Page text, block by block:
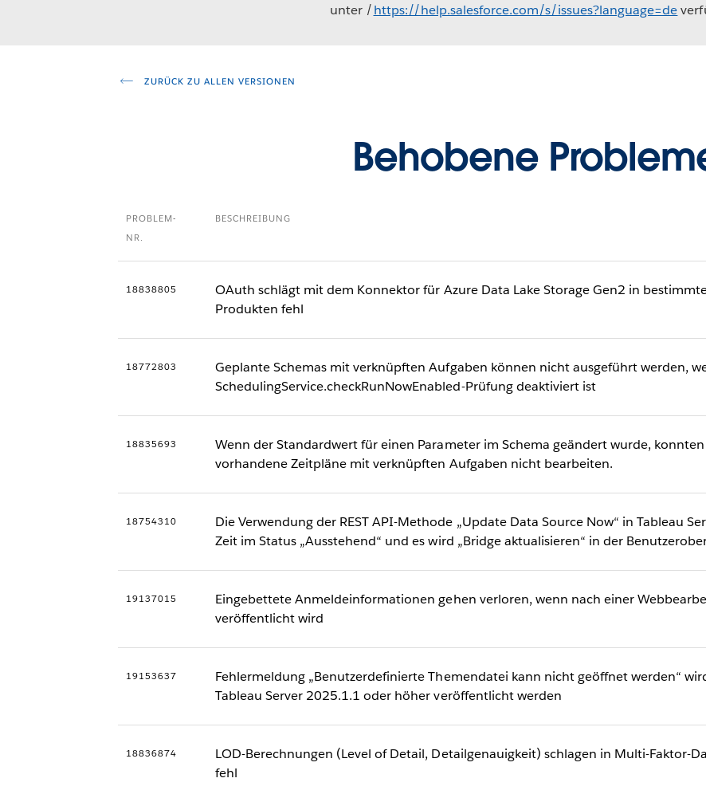
unter /https://help.salesforce.com/s/issues?language=de
ZURÜCK ZU ALLEN VERSIONEN
Behobene
PROBLEM-
NR.
BESCHREIBUNG
18838805
OAuth schlägt mit dem Konnektor für Azure Data Lake Storage Gen2 in
Produkten fehl
18772803
Geplante Schemas mit verknüpften Aufgaben können nicht ausgeführt werden,
SchedulingService.checkRunNowEnabled-Prüfung deaktiviert ist
18835693
Wenn der Standardwert für einen Parameter im Schema geändert wurde,
vorhandene Zeitpläne mit verknüpften Aufgaben nicht bearbeiten.
18754310
Die Verwendung der REST API-Methode „Update Data Source Now“ in Tableau
Zeit im Status „Ausstehend“ und es wird „Bridge aktualisieren“ in der
19137015
Eingebettete Anmeldeinformationen gehen verloren, wenn nach einer
veröffentlicht wird
19153637
Fehlermeldung „Benutzerdefinierte Themendatei kann nicht geöffnet werden“
Tableau Server 2025.1.1 oder höher veröffentlicht werden
18836874
LOD-Berechnungen (Level of Detail, Detailgenauigkeit) schlagen in Multi-Faktor-
fehl